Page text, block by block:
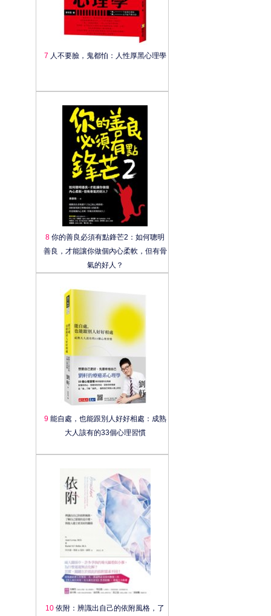
7 人不要臉，鬼都怕：人性厚黑心理學
8 你的善良必須有點鋒芒2：如何聰明
善良，才能讓你做個內心柔軟，但有骨
氣的好人？
9能自處，也能跟別人好好相處：成熟
大人該有的33個心理習慣
10 依附：辨識出自己的依附風格，了